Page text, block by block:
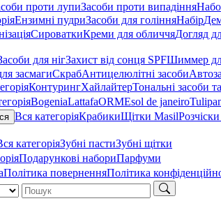
проти лупиЗасоби проти випадіння
Ензимні пудриЗасоби для голінняНабір
СироваткиКреми для обличчяДогляд
для нігЗахист від сонця SPFШиммер
засмагиСкрабАнтицелюлітні засоби
КонтурингХайлайтерТональні засоби
BogeniaLattafaORMEsol de janeiro
Вся категоріяКрабикиЩітки Masil
категоріяЗубні пастиЗубні щітки
Подарункові набориПарфуми
Політика поверненняПолітика
Шукати: